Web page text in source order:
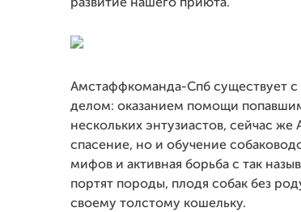
развитие нашего приюта.
Амстаффкоманда-Спб существует
делом: оказанием помощи
нескольких энтузиастов, сейчас
спасение, но и обучение
мифов и активная борьба с так
портят породы, плодя собак без
своему толстому кошельку.